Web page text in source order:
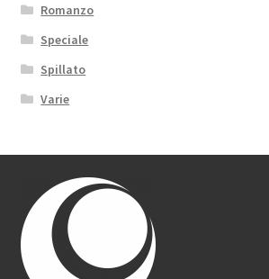
Romanzo
Speciale
Spillato
Varie